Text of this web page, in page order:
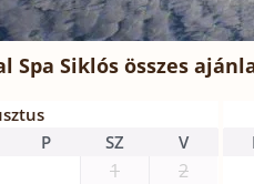
Spa Siklós összes
P SZ V
1
2